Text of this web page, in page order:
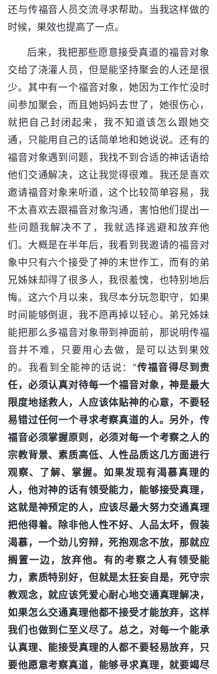
还与传福音人员交流寻求帮助。当我这样做的
时候，果效也提高了一点。
后来，我把那些愿意接受真道的福音对象
交给了浇灌人员，但是能坚持聚会的人还是很
少。其中有一个福音对象，她因为工作忙没时
间参加聚会，而且她妈妈去世了，她很伤心，
就把自己封闭起来，我不知道该怎么跟她交
通，只能用自己的话简单地和她说说。还有的
福音对象遇到问题，我找不到合适的神话语给
他们交通解决，这让我觉得很难。我还是喜欢
邀请福音对象来听道，这个比较简单容易，我
不太喜欢去跟福音对象沟通，害怕他们提出一
些问题我解决不了，我就选择逃避和放弃他
们。大概是在半年后，我看到我邀请的福音对
象中只有六个接受了神的末世作工，而有的弟
兄姊妹却得了很多人，我很羞愧，也特别地后
悔。这六个月以来，我尽本分玩忽职守，如果
时间能够倒退，我不愿再掉以轻心。弟兄姊妹
能把那么多福音对象带到神面前，那说明传福
音并不难，只要用心去做，是可以达到果效
的。我看到全能神的话说：“传福音得尽到责
任，必须认真对待每一个福音对象，神是最大
限度地拯救人，人应该体贴神的心意，不要轻
易错过任何一个寻求考察真道的人。另外，传
福音必须掌握原则，必须对每一个考察之人的
宗教背景、素质高低、人性品质这几方面进行
观察、了解、掌握。如果发现有渴慕真理的
人，他对神的话有领受能力，能够接受真理，
这就是神预定的人，应该尽最大努力交通真理
把他得着。除非他人性不好、人品太坏，假装
渴慕，一个劲儿穷辩，死抱观念不放，那就应
搁置一边，放弃他。有的考察之人有领受能
力，素质特别好，但就是太狂妄自是，死守宗
教观念，就应该凭爱心耐心地交通真理解决，
如果怎么交通真理他都不接受才能放弃，这样
我们也做到仁至义尽了。总之，对每一个能承
认真理、能接受真理的人都不要轻易放弃，只
要他愿意考察真道，能够寻求真理，就要竭尽